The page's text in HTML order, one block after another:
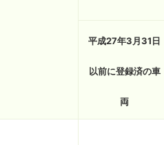
平成27年3月31日
以前に登録済の車
両